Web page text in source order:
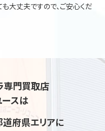
大丈夫ですので、ご安心くだ
専門買取店
ースは
道府県エリアに